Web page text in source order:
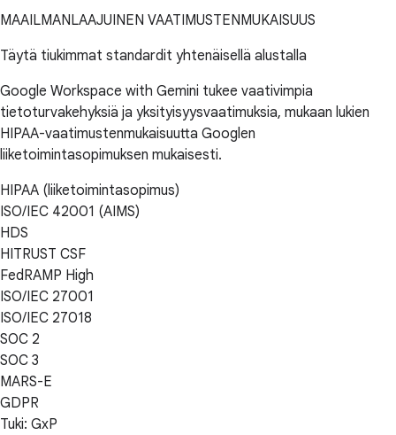
MAAILMANLAAJUINEN VAATIMUSTENMUKAISUUS
Täytä tiukimmat standardit yhtenäisellä alustalla
Google Workspace with Gemini tukee vaativimpia
tietoturvakehyksiä ja yksityisyysvaatimuksia, mukaan lukien
HIPAA-vaatimustenmukaisuutta Googlen
liiketoimintasopimuksen mukaisesti.
HIPAA (liiketoimintasopimus)
ISO/IEC 42001 (AIMS)
HDS
HITRUST CSF
FedRAMP High
ISO/IEC 27001
ISO/IEC 27018
SOC 2
SOC 3
MARS-E
GDPR
Tuki: GxP